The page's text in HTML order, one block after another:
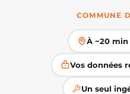
COMMUNE
À ~20
Vos données
Un seul